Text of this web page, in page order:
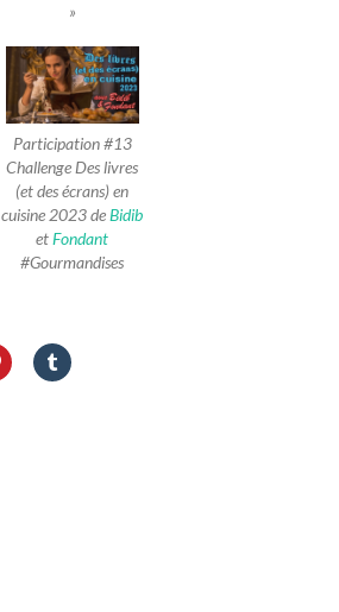
»
Participation #13
Challenge Des livres
(et des écrans) en
cuisine 2023 deBidib
etFondant
#Gourmandises